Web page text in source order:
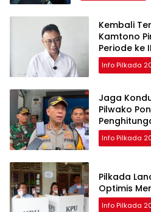
Kembali
Kamtono
Periode ke II
Info Pilkada
Jaga
Pilwako
Info Pilkada
Pilkada
Optimis
Info Pilkada